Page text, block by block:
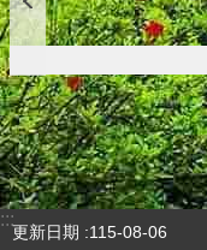
:::
更新日期
115-08-06